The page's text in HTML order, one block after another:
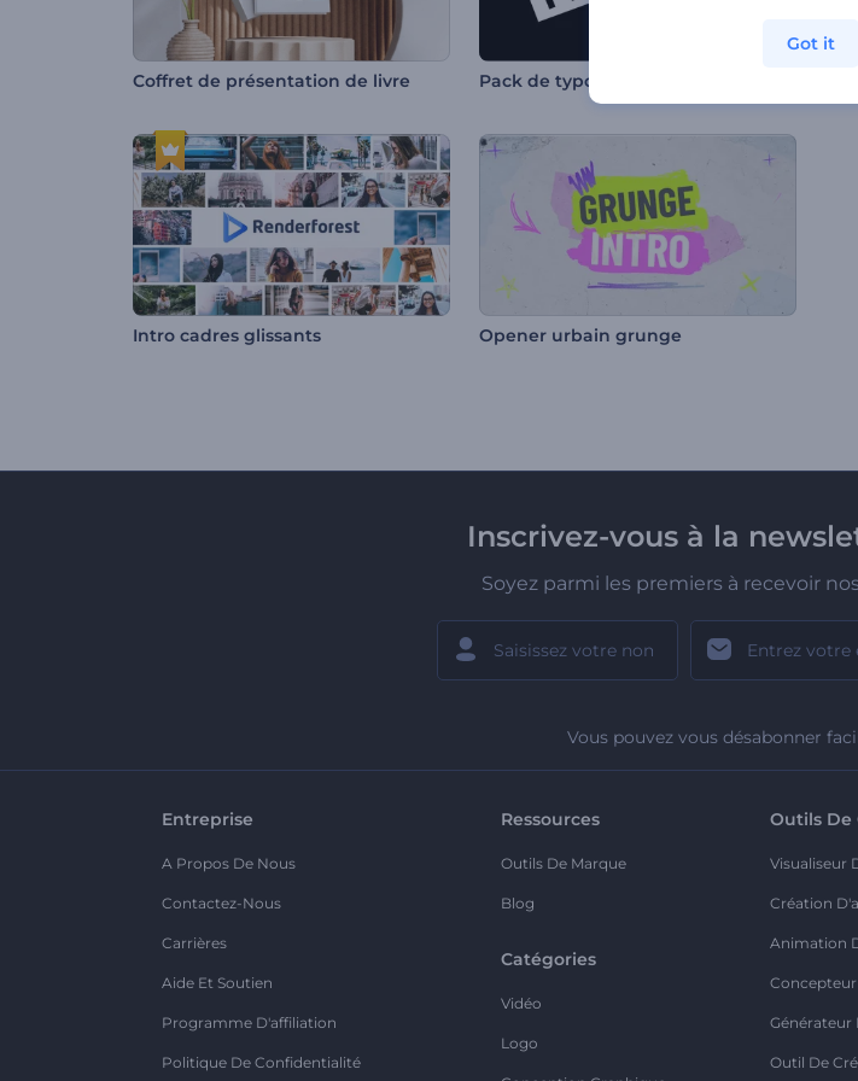
Coffret de présentation de livre Pack de typographie rapide
Intro cadres glissants Opener urbain grunge
Inscrivez-vous à la
Soyez parmi les premiers à recevoir
Vous pouvez vous désabonner
Entreprise
A Propos De Nous
Contactez-Nous
Carrières
Aide Et Soutien
Programme D'affiliation
Politique De Confidentialité
Ressources
Outils De Marque
Blog
Catégories
Vidéo
Logo
Outils De
Visualiseur
Création
Animation
Générateur
Outil De
Got it